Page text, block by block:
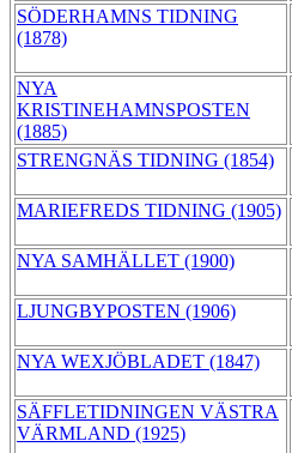
SÖDERHAMNS TIDNING
(1878)
NYA
KRISTINEHAMNSPOSTEN
(1885)
STRENGNÄS TIDNING (1854)
MARIEFREDS TIDNING (1905)
NYA SAMHÄLLET (1900)
LJUNGBYPOSTEN (1906)
NYA WEXJÖBLADET (1847)
SÄFFLETIDNINGEN VÄSTRA
VÄRMLAND (1925)